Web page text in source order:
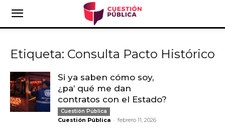
Etiqueta: Consulta Pacto Histórico
Si ya saben cómo soy,
¿pa’ qué me dan
contratos con el Estado?
Cuestión Pública
Cuestión Pública - febrero 11, 2026